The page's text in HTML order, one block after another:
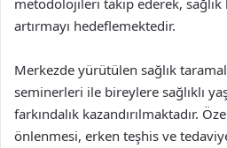
metodolojileri takip ederek,
artırmayı hedeflemektedir.
Merkezde yürütülen sağlık
seminerleri ile bireylere sağlıklı
farkındalık kazandırılmaktadır.
önlenmesi, erken teşhis ve